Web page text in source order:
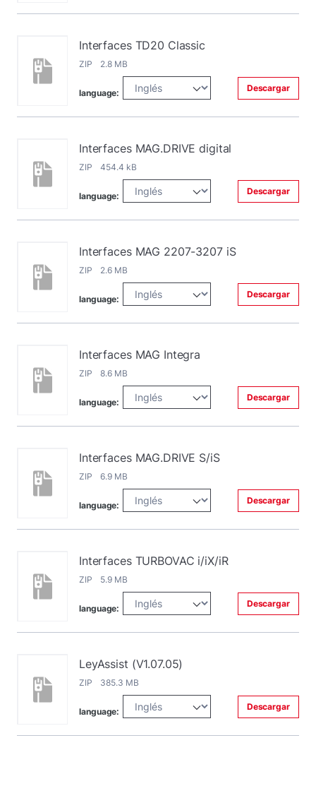
Interfaces TD20 Classic
ZIP 2.8 MB
language: Descargar
Interfaces MAG.DRIVE digital
ZIP 454.4 kB
language: Descargar
Interfaces MAG 2207-3207 iS
ZIP 2.6 MB
language: Descargar
Interfaces MAG Integra
ZIP 8.6 MB
language: Descargar
Interfaces MAG.DRIVE S/iS
ZIP 6.9 MB
language: Descargar
Interfaces TURBOVAC i/iX/iR
ZIP 5.9 MB
language: Descargar
LeyAssist (V1.07.05)
ZIP 385.3 MB
language: Descargar